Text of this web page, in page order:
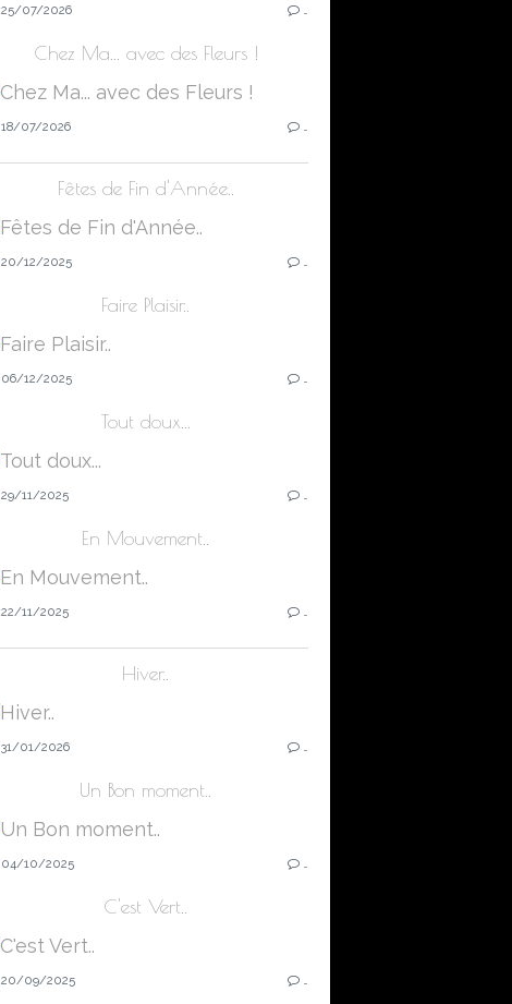
25/07/2026
Chez Ma... avec des Fleurs !
18/07/2026
Fêtes de Fin d'Année..
20/12/2025
Faire Plaisir..
06/12/2025
Tout doux...
29/11/2025
En Mouvement..
22/11/2025
Hiver..
31/01/2026
Un Bon moment..
04/10/2025
C'est Vert..
20/09/2025